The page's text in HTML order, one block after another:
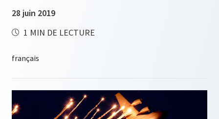
28 juin 2019
1 MIN DE LECTURE